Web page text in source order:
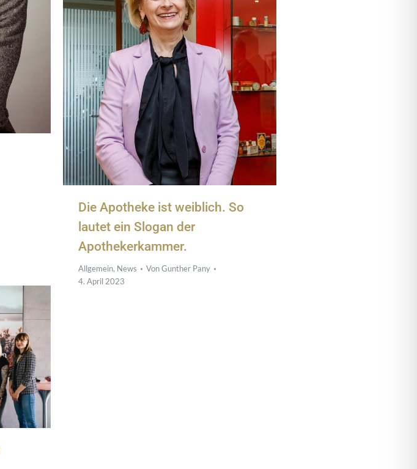
Die Apotheke ist weiblich. So
lautet ein Slogan der
Apothekerkammer.
Allgemein, News VonGunther Pany
4. April 2023